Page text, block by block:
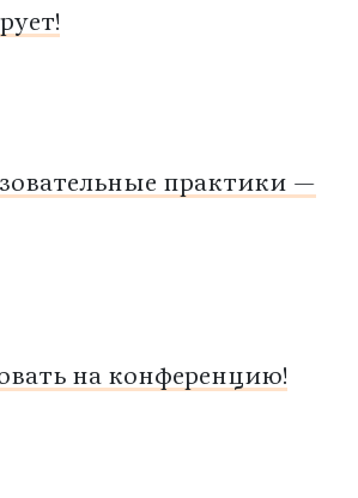
практики —
на конференцию!